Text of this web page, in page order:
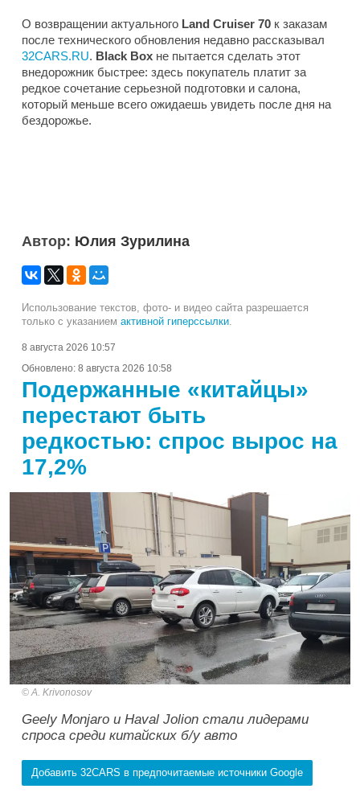
О возвращении актуального Land Cruiser 70 к заказам
после технического обновления недавно рассказывал
32CARS.RU. Black Box не пытается сделать этот
внедорожник быстрее: здесь покупатель платит за
редкое сочетание серьезной подготовки и салона,
который меньше всего ожидаешь увидеть после дня на
бездорожье.
Автор: Юлия Зурилина
Использование текстов, фото- и видео сайта разрешается
только с указанием активной гиперссылки.
8 августа 2026 10:57
Обновлено: 8 августа 2026 10:58
Подержанные «китайцы»
перестают быть
редкостью: спрос вырос на
17,2%
A. Krivonosov
Geely Monjaro и Haval Jolion стали лидерами
спроса среди китайских б/у авто
Добавить 32CARS в предпочитаемые источники Google